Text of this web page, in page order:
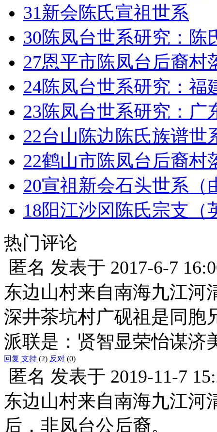
31新会陈氏宣祖世系
30陈凤台世系研究：陈
27恩平市陈凤台后裔村
24陈凤台世系研究：福
23陈凤台世系研究：广
22台山陈边陈氏族谱世
22鹤山市陈凤台后裔村
20宣祖新会石头世系（
18阳江沙冈陈氏宗支（
热门评论
匿名 发表于 2017-6-7
东边山村来自南海九江河
深井茶坑村广砚祖是同胞
派联是：贤智显荣怡谋济
回复 支持 (2) 反对 (0)
匿名 发表于 2019-11-7
东边山村来自南海九江河
后，非凤台公后裔。